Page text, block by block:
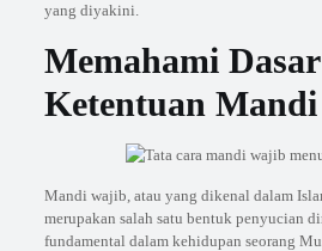
yang diyakini.
Memahami
Ketentuan
Mandi wajib, atau yang dikenal dalam
merupakan salah satu bentuk penyucian
fundamental dalam kehidupan seorang